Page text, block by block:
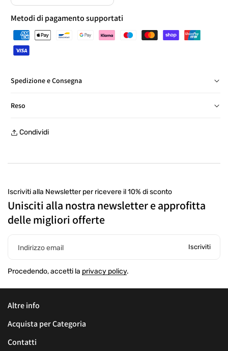
Metodi di pagamento supportati
Spedizione e Consegna
Reso
un punto di ritiro
Condividi
Iscriviti alla Newsletter per ricevere il 10% di sconto
Unisciti alla nostra newsletter e approfitta
delle migliori offerte
Indirizzo email Iscriviti
Procedendo, accetti la privacy policy.
Altre info
Acquista per Categoria
Contatti